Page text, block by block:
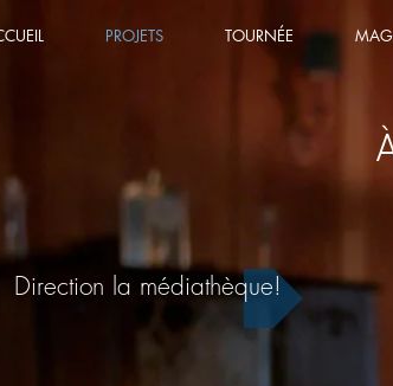
PROJETS TOURNÉE
Direction la médiathèque!